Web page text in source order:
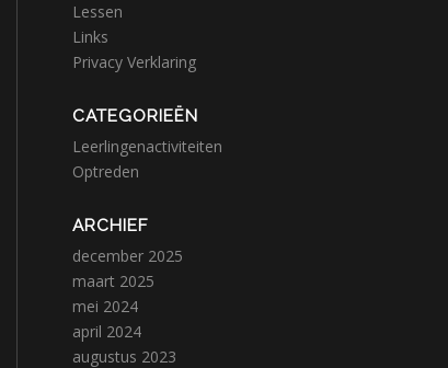
Lessen
Links
Privacy Verklaring
CATEGORIEËN
Leerlingenactiviteiten
Optreden
ARCHIEF
december 2025
maart 2025
mei 2024
april 2024
augustus 2023